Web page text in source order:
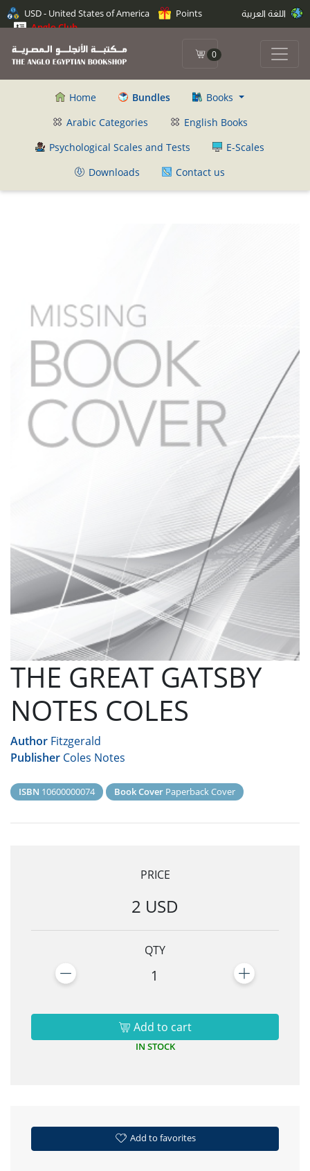
USD - United States of America
Points
Anglo Club
0
Home Bundles
Books
Arabic Categories
English Books
Psychological Scales and Tests
E-Scales
Downloads
Contact us
THE GREAT GATSBY
NOTES COLES
Author Fitzgerald
Publisher Coles Notes
ISBN 10600000074 Book Cover Paperback Cover
PRICE
2 USD
QTY
1
Add to cart
IN STOCK
Add to favorites